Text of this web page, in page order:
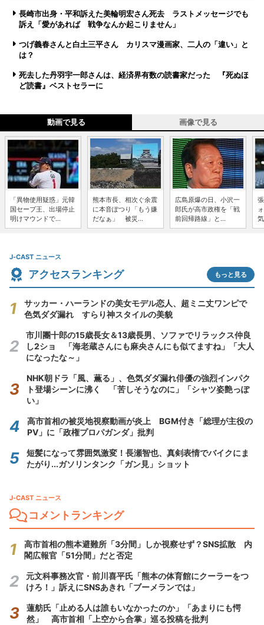
長崎市出身・平和訴えた美輪明宏さん死去 ラストメッセージでも
訴え「愛があれば 戦争なんか起こりません」
つげ義春さんと白土三平さん カリスマ漫画家、二人の「違い」と
は？
死去した丹羽宇一郎さんは、経済界有数の読書家だった 『死ぬほ
ど読書』ベストセラーに
動画で見る 画像で見る
「異物使用疑惑」元韓
国セーブ王、出場停止
明けマウンドで...
熊本市長、相次ぐ余震
に本音ぽつり「もう嫌
だなぁ」 被災...
広島原爆の日、小沢一
郎氏が高市政権を「戦
前回帰路線」と...
J-CAST ニュース
アクセスランキング もっと見る
サッカー・ハーランドの美女モデル恋人、超ミニ丈ワンピで
色気ダダ漏れ すらり神スタイルの美貌
市川團十郎の15歳長女＆13歳長男、ソファでリラックス仲良
し2ショ 「海老蔵さんにも麻央さんにも似てますね」「大人
になったな～」
NHK朝ドラ「風、薫る」、色気ダダ漏れ俳優の強烈インパク
ト登場シーンに沸く 「苦しそうなのに」「シャツ姿艶っぽ
い」
高市首相の被災地視察動画が炎上 BGM付き「総理が主役の
PV」に「政権プロパガンダ」批判
短髪になって雰囲気激変！長瀬智也、真剣表情でバイクにま
たがり...ガソリンタンク「ガン見」ショット
J-CAST ニュース
コメントランキング
高市首相の熊本避難所「3分間」しか視察せず？SNS拡散 内
閣広報官「51分間」だと否定
元文科事務次官・前川喜平氏「熊本の体育館にクーラーをつ
けろ！」訴えにSNSあきれ「ブーメランでは」
蓮舫氏「止める人は誰もいなかったのか」「あまりにも愕
然」 高市首相「上空から合掌」巡る投稿を批判